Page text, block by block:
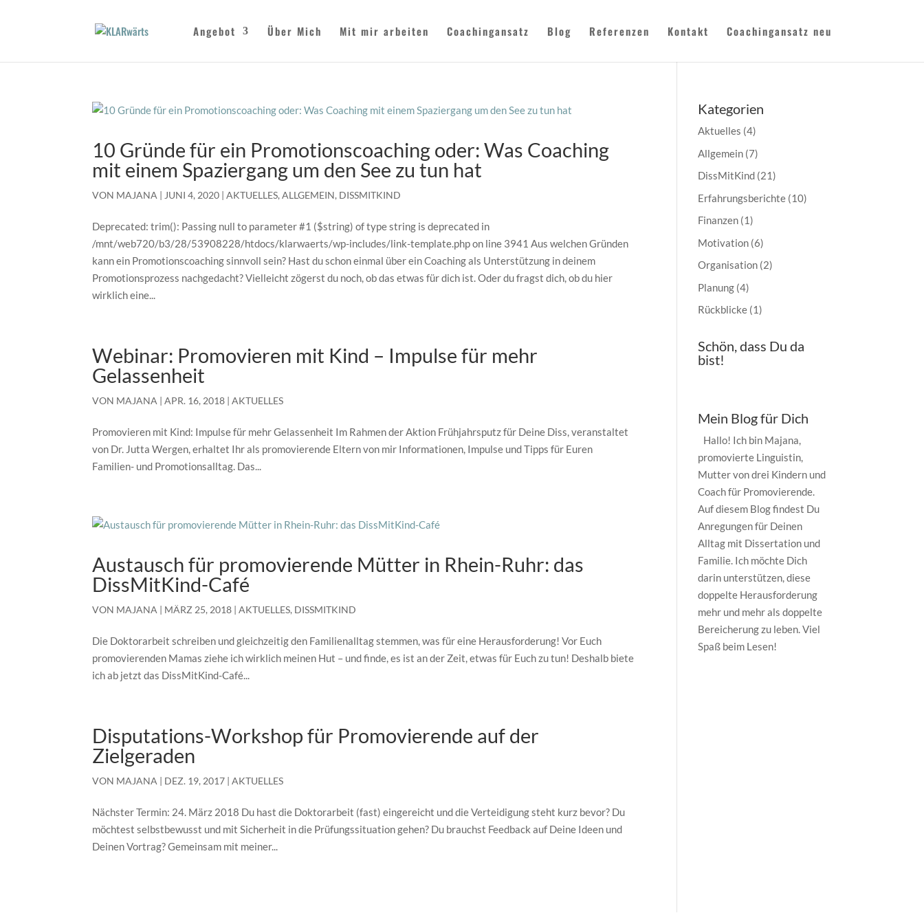
Angebot Über Mich Mit mir arbeiten Coachingansatz Blog Referenzen Kontakt Coachingansatz neu
10 Gründe für ein Promotionscoaching oder: Was Coaching
mit einem Spaziergang um den See zu tun hat
VON MAJANA | JUNI 4, 2020 |AKTUELLES,ALLGEMEIN, DISSMITKIND
Deprecated: trim(): Passing null to parameter #1 ($string) of type string is deprecated in
/mnt/web720/b3/28/53908228/htdocs/klarwaerts/wp-includes/link-template.php on line 3941 Aus welchen Gründen
kann ein Promotionscoaching sinnvoll sein? Hast du schon einmal über ein Coaching als Unterstützung in deinem
Promotionsprozess nachgedacht? Vielleicht zögerst du noch, ob das etwas für dich ist. Oder du fragst dich, ob du hier
wirklich eine...
Webinar: Promovieren mit Kind – Impulse für mehr
Gelassenheit
VON MAJANA |APR. 16, 2018 |AKTUELLES
Promovieren mit Kind: Impulse für mehr Gelassenheit Im Rahmen der Aktion Frühjahrsputz für Deine Diss, veranstaltet
von Dr. Jutta Wergen, erhaltet Ihr als promovierende Eltern von mir Informationen, Impulse und Tipps für Euren
Familien- und Promotionsalltag. Das...
Austausch für promovierende Mütter in Rhein-Ruhr: das
DissMitKind-Café
VON MAJANA | MÄRZ 25, 2018 |AKTUELLES, DISSMITKIND
Die Doktorarbeit schreiben und gleichzeitig den Familienalltag stemmen, was für eine Herausforderung! Vor Euch
promovierenden Mamas ziehe ich wirklich meinen Hut – und finde, es ist an der Zeit, etwas für Euch zu tun! Deshalb biete
ich ab jetzt das DissMitKind-Café...
Disputations-Workshop für Promovierende auf der
Zielgeraden
VON MAJANA | DEZ. 19, 2017 |AKTUELLES
Nächster Termin: 24. März 2018 Du hast die Doktorarbeit (fast) eingereicht und die Verteidigung steht kurz bevor? Du
möchtest selbstbewusst und mit Sicherheit in die Prüfungssituation gehen? Du brauchst Feedback auf Deine Ideen und
Deinen Vortrag? Gemeinsam mit meiner...
Kategorien
Aktuelles (4)
Allgemein (7)
DissMitKind (21)
Erfahrungsberichte (10)
Finanzen (1)
Motivation (6)
Organisation (2)
Planung (4)
Rückblicke (1)
Schön, dass Du da
bist!
Mein Blog für Dich
Hallo! Ich bin Majana,
promovierte Linguistin,
Mutter von drei Kindern und
Coach für Promovierende.
Auf diesem Blog findest Du
Anregungen für Deinen
Alltag mit Dissertation und
Familie. Ich möchte Dich
darin unterstützen, diese
doppelte Herausforderung
mehr und mehr als doppelte
Bereicherung zu leben. Viel
Spaß beim Lesen!